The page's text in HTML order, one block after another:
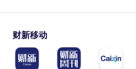
财新移动